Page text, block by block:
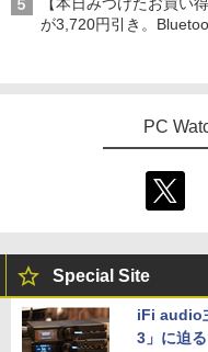
が3,720円引き。
PC
Special Site
iFi audio
3」に迫る